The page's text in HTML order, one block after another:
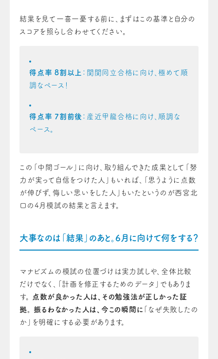
結果を見て一喜一憂する前に、まずはこの基準と自分の
スコアを照らし合わせてください。
得点率 8割以上 ：関関同立合格に向け、極めて順
調なペース！
得点率 7割前後 ：産近甲龍合格に向け、順調な
ペース。
この「中間ゴール」に向け、取り組んできた成果として「努
力が実って自信をつけた人」もいれば、「思うように点数
が伸びず、悔しい思いをした人」もいたというのが西宮北
口の4月模試の結果と言えます。
大事なのは「結果」のあと。6月に向けて何をする？
マナビズムの模試の位置づけは実力試しや、全体比較
だけでなく、「計画を修正するためのデータ」でもありま
す。
点数が良かった人は、その勉強法が正しかった証
拠。 振るわなかった人は、今この瞬間に 「なぜ失敗したの
か」を明確にする必要があります。